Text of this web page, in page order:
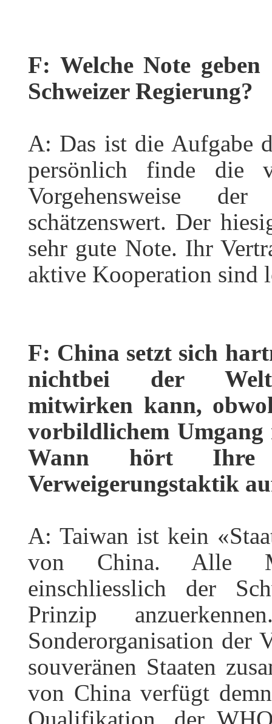
F: Welche Note
Schweizer Regierung?
A: Das ist die Aufgabe
persönlich finde die
Vorgehensweise der
schätzenswert. Der
sehr gute Note. Ihr
aktive Kooperation sind
F: China setzt sich
nichtbei der
mitwirken kann,
vorbildlichem
Wann hört Ihre
Verweigerungstaktik
A: Taiwan ist kein
von China. Alle
einschliesslich der
Prinzip
Sonderorganisation der
souveränen Staaten
von China verfügt